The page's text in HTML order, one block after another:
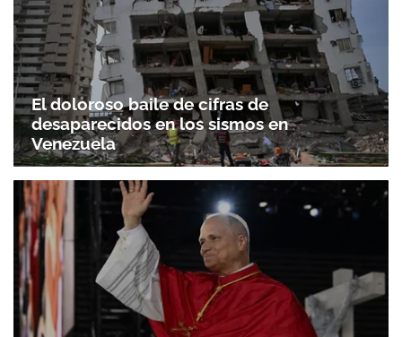
El doloroso baile de cifras de
desaparecidos en los sismos en
Venezuela